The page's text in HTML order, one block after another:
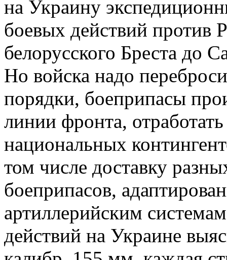
на Украину
боевых действий против
белорусского Бреста до
Но войска надо
порядки, боеприпасы
линии фронта,
национальных
том числе доставку
боеприпасов,
артиллерийским
действий на Украине